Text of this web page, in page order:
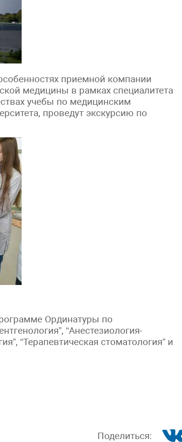
приемной компании
медицины в рамках специалитета
учебы по медицинским
проведут экскурсию по
Ординатуры по
“Анестезиология-
“Терапевтическая стоматология” и
Поделиться: